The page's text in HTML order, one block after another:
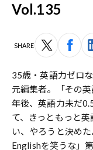
Vol.135
SHARE
35歳・英語力ゼロ
元編集者。「その
年後、英語力未だ
て、きっともっと
い、やろうと決め
Englishを笑うな」